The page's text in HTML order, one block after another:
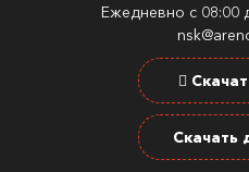
Ежедневно с 08:00
Скачать